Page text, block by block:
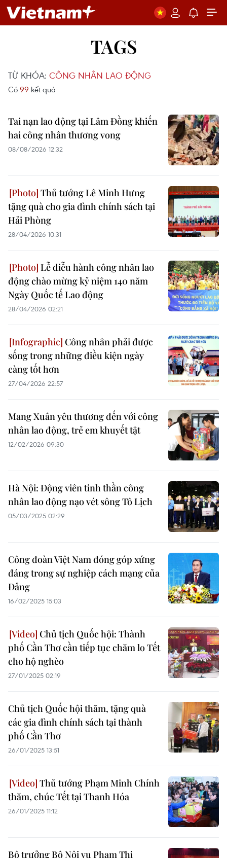
TAGS
TỪ KHÓA: CÔNG NHÂN LAO ĐỘNG
Có 99 kết quả
Tai nạn lao động tại Lâm Đồng khiến
hai công nhân thương vong
08/08/2026 12:32
Thủ tướng Lê Minh Hưng
tặng quà cho gia đình chính sách tại
Hải Phòng
28/04/2026 10:31
Lễ diễu hành công nhân lao
động chào mừng kỷ niệm 140 năm
Ngày Quốc tế Lao động
28/04/2026 02:21
Công nhân phải được
sống trong những điều kiện ngày
càng tốt hơn
27/04/2026 22:57
Mang Xuân yêu thương đến với công
nhân lao động, trẻ em khuyết tật
12/02/2026 09:30
Hà Nội: Động viên tinh thần công
nhân lao động nạo vét sông Tô Lịch
05/03/2025 02:29
Công đoàn Việt Nam đóng góp xứng
đáng trong sự nghiệp cách mạng của
Đảng
16/02/2025 15:03
Chủ tịch Quốc hội: Thành
phố Cần Thơ cần tiếp tục chăm lo Tết
cho hộ nghèo
27/01/2025 02:19
Chủ tịch Quốc hội thăm, tặng quà
các gia đình chính sách tại thành
phố Cần Thơ
26/01/2025 13:51
Thủ tướng Phạm Minh Chính
thăm, chúc Tết tại Thanh Hóa
26/01/2025 11:12
Bộ trưởng Bộ Nội vụ Phạm Thị